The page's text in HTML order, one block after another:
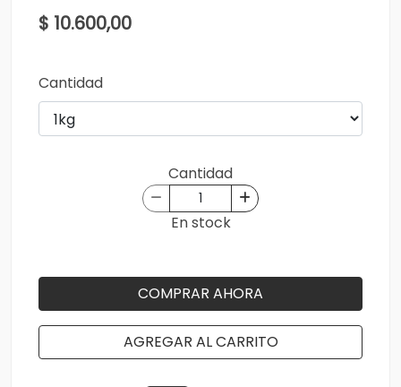
$ 10.600,00
Cantidad
Cantidad
En stock
COMPRAR AHORA
AGREGAR AL CARRITO